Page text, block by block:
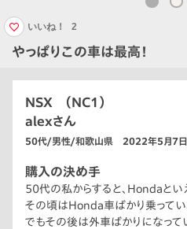
やっぱりこの車は最高！
いいね！ 2
NSX （NC1）
alexさん
50代/男性/和歌山県 2022年5月7日
購入の決め手
50代の私からすると、Hondaといえ
その頃はHonda車ばかり乗ってい
でもその後は外車ばかりになって